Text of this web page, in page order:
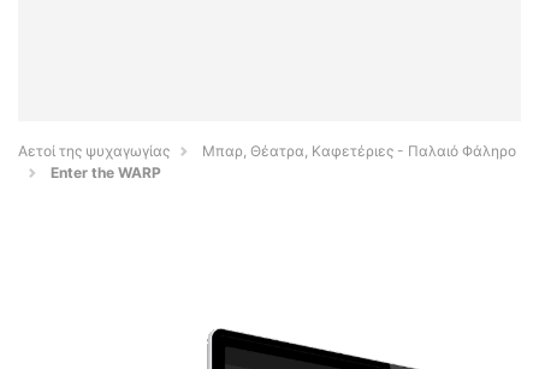
Αετοί της ψυχαγωγίας
Μπαρ, Θέατρα, Καφετέριες - Παλαιό Φάληρο
Enter the WARP